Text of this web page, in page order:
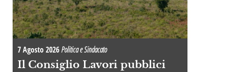
7 Agosto 2026Politica e Sindacato
Il Consiglio Lavori pubblici